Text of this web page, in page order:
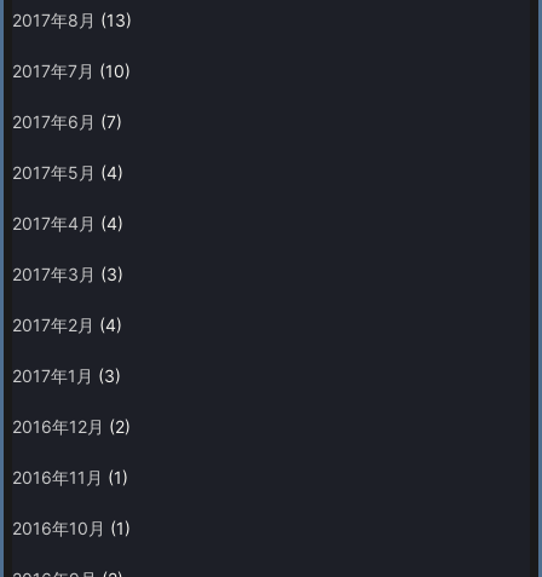
2017年8月 (13)
2017年7月 (10)
2017年6月 (7)
2017年5月 (4)
2017年4月 (4)
2017年3月 (3)
2017年2月 (4)
2017年1月 (3)
2016年12月 (2)
2016年11月 (1)
2016年10月 (1)